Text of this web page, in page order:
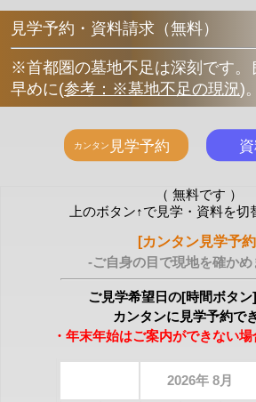
見学予約・資料請求（無料）
※首都圏の墓地不足は深刻です。
早めに(参考：※墓地不足の現況)。
（ 無料です ）
上のボタン↑で見学・資料を切
[カンタン見学予
-ご自身の目で現地を確か
ご見学希望日の[時間ボタン
カンタンに見学予約で
・年末年始はご案内ができない場
2026年 8月